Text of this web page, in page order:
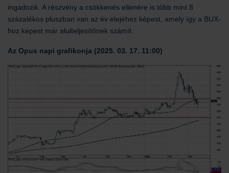
ingadozik. A részvény a csökkenés ellenére is több mint 8
százalékos pluszban van az év elejéhez képest, amely így a BUX-
hoz képest már alulteljesítőnek számít.
Az Opus napi grafikonja (2025. 03. 17. 11:00)